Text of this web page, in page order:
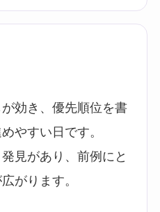
効き、優先順位を書
やすい日です。
見があり、前例にと
がります。